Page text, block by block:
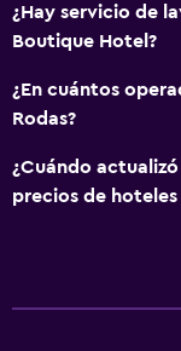
Baño
Secador de pelo
Albornoz
Baño privado
Ducha
Baño pequeño
¿Hay servicio de
Boutique Hotel?
¿En cuántos
Rodas?
¿Cuándo
precios de hoteles